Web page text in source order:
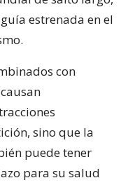
estrenada en el
con
sino que la
puede tener
para su salud